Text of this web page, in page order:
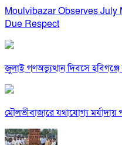
Moulvibazar Observes
Due Respect
জুলাই গণঅভ্যুত্থান দিবসে হবিগঞ্জে
মৌলভীবাজারে যথাযোগ্য